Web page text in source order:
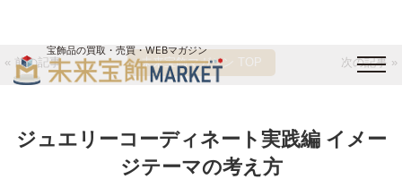
宝飾品の買取・売買・WEBマガジン
未来宝飾マガジン
運営会社
お問い合わせ
サイトマップ
« 前の記事 未来宝飾マガジン TOP 次の記事 »
ジュエリーコーディネート実践編 イメー
ジテーマの考え方